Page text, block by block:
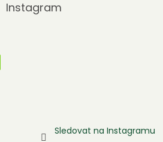
Instagram
Sledovat na Instagramu